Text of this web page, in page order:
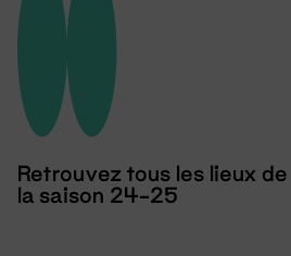
Retrouvez tous les lieux de
la saison 24-25